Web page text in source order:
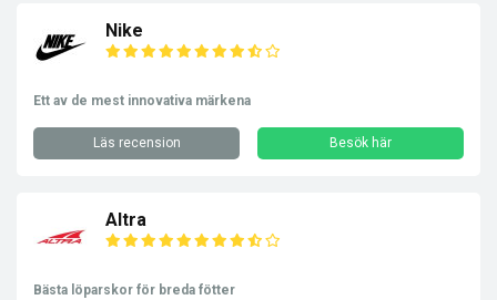
Nike
Ett av de mest innovativa märkena
Läs recension Besök här
Altra
Bästa löparskor för breda fötter